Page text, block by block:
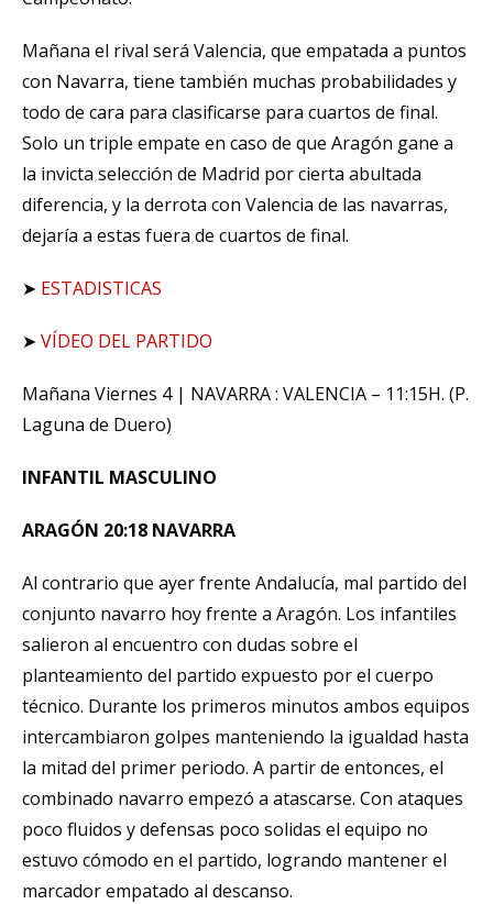
Mañana el rival será Valencia, que empatada a puntos
con Navarra, tiene también muchas probabilidades y
todo de cara para clasificarse para cuartos de final.
Solo un triple empate en caso de que Aragón gane a
la invicta selección de Madrid por cierta abultada
diferencia, y la derrota con Valencia de las navarras,
dejaría a estas fuera de cuartos de final.
➤ ESTADISTICAS
➤VÍDEO DEL PARTIDO
Mañana Viernes 4 | NAVARRA : VALENCIA – 11:15H. (P.
Laguna de Duero)
INFANTIL MASCULINO
ARAGÓN 20:18 NAVARRA
Al contrario que ayer frente Andalucía, mal partido del
conjunto navarro hoy frente a Aragón. Los infantiles
salieron al encuentro con dudas sobre el
planteamiento del partido expuesto por el cuerpo
técnico. Durante los primeros minutos ambos equipos
intercambiaron golpes manteniendo la igualdad hasta
la mitad del primer periodo. A partir de entonces, el
combinado navarro empezó a atascarse. Con ataques
poco fluidos y defensas poco solidas el equipo no
estuvo cómodo en el partido, logrando mantener el
marcador empatado al descanso.